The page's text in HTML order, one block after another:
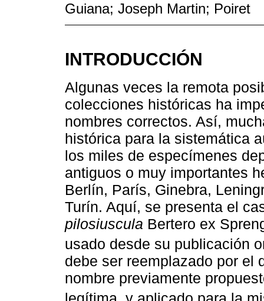
Guiana; Joseph Martin; Poiret
INTRODUCCIÓN
Algunas veces la remota
colecciones históricas ha
nombres correctos. Así,
histórica para la sistemática
los miles de especímenes
antiguos o muy importantes
Berlín, París, Ginebra,
Turín. Aquí, se presenta el
pilosiuscula Bertero ex
usado desde su publicación
debe ser reemplazado por el
nombre previamente